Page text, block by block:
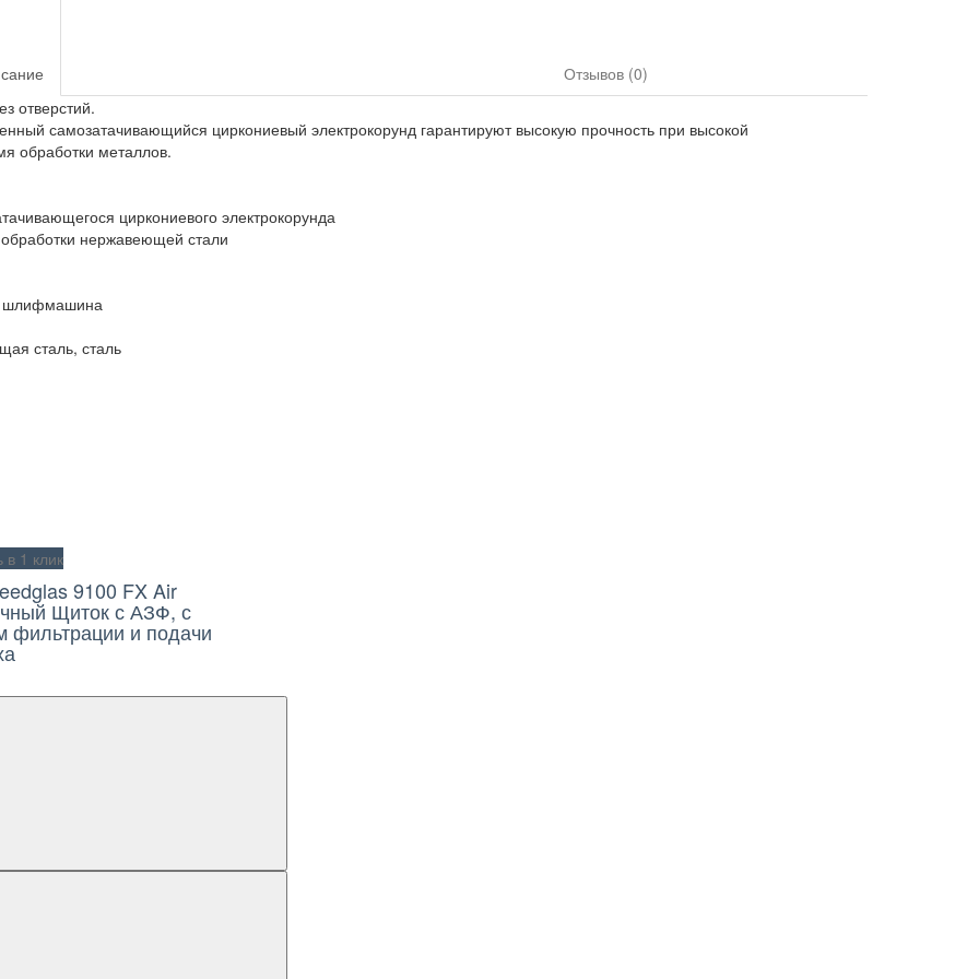
Отзывов (0)
отверстий.
самозатачивающийся циркониевый электрокорунд гарантируют высокую прочность при высокой
обработки металлов.
циркониевого электрокорунда
нержавеющей стали
шлифмашина
сталь, сталь
1 клик
9100 FX Air
Щиток с АЗФ, с
фильтрации и подачи